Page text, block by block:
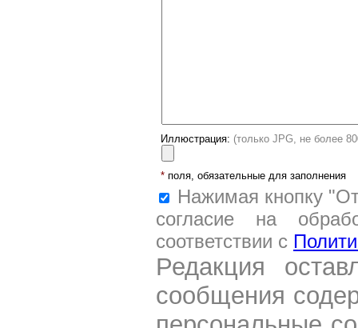
Иллюстрация: (только JPG, не более
* поля, обязательные для заполнения
Нажимая кнопку
согласие на
соответствии с
Редакция
сообщения